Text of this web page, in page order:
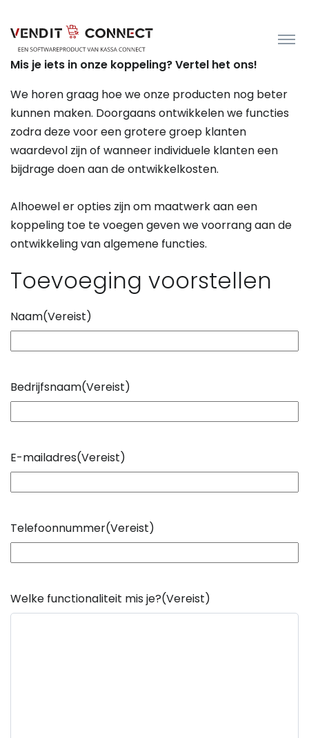
Mis je iets in onze koppeling? Vertel het ons!
We horen graag hoe we onze producten nog beter
kunnen maken. Doorgaans ontwikkelen we functies
zodra deze voor een grotere groep klanten
waardevol zijn of wanneer individuele klanten een
bijdrage doen aan de ontwikkelkosten.
Alhoewel er opties zijn om maatwerk aan een
koppeling toe te voegen geven we voorrang aan de
ontwikkeling van algemene functies.
Toevoeging voorstellen
Naam(Vereist)
Bedrijfsnaam(Vereist)
E-mailadres(Vereist)
Telefoonnummer(Vereist)
Welke functionaliteit mis je?(Vereist)